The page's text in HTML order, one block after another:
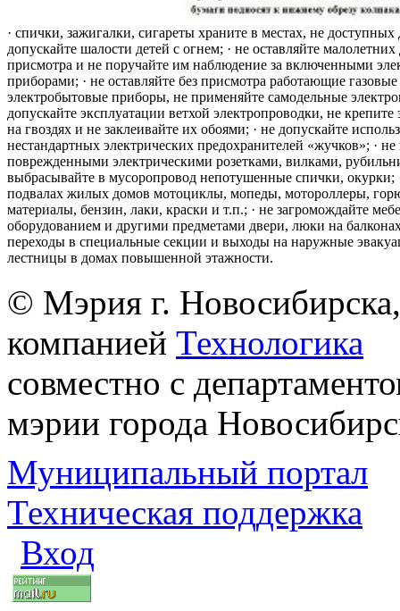
· спички, зажигалки, сигареты храните в местах, не доступных
допускайте шалости детей с огнем; · не оставляйте малолетних
присмотра и не поручайте им наблюдение за включенными
приборами; · не оставляйте без присмотра работающие
электробытовые приборы, не применяйте самодельные
допускайте эксплуатации ветхой электропроводки, не крепите
на гвоздях и не заклеивайте их обоями; · не допускайте
нестандартных электрических предохранителей «жучков»; · не
поврежденными электрическими розетками, вилками,
выбрасывайте в мусоропровод непотушенные спички, окурки;
подвалах жилых домов мотоциклы, мопеды, мотороллеры,
материалы, бензин, лаки, краски и т.п.; · не загромождайте
оборудованием и другими предметами двери, люки на
переходы в специальные секции и выходы на наружные
лестницы в домах повышенной этажности.
© Мэрия г.
компанией Технологика
совместно с
мэрии города
Муниципальный портал
Техническая поддержка
Вход